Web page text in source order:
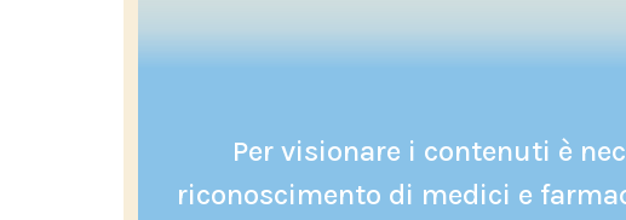
Per visionare i contenuti è
riconoscimento di medici e